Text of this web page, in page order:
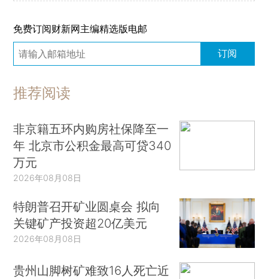
免费订阅财新网主编精选版电邮
订阅
推荐阅读
非京籍五环内购房社保降至一
年 北京市公积金最高可贷340
万元
2026年08月08日
特朗普召开矿业圆桌会 拟向
关键矿产投资超20亿美元
2026年08月08日
贵州山脚树矿难致16人死亡近